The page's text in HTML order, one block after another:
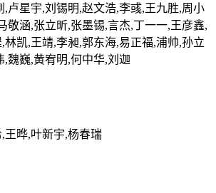
,卢星宇,刘锡明,赵文浩,李彧,王九胜,周小
敬涵,张立昕,张墨锡,言杰,丁一一,王彦鑫,
林凯,王靖,李昶,郭东海,易正福,浦帅,孙立
,魏巍,黄宥明,何中华,刘迦
王晔,叶新宇,杨春瑞